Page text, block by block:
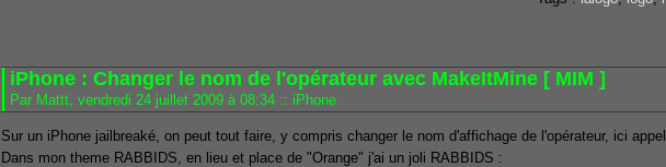
iPhone : Changer le nom de l'opérateur avec MakeItMine [ MIM ]
Par Mattt, vendredi 24 juillet 2009 à 08:34 :: iPhone
Sur un iPhone jailbreaké, on peut tout faire, y compris changer le nom d'affichage de l'opérateur, ici
Dans mon theme RABBIDS, en lieu et place de "Orange" j'ai un joli RABBIDS :